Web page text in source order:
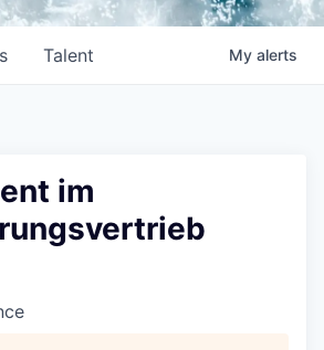
Talent My alerts
im